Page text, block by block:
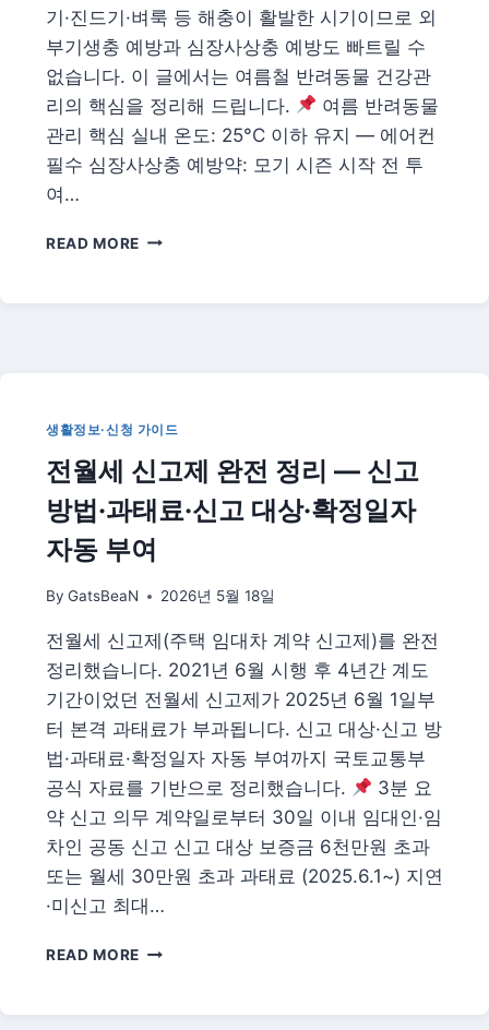
기·진드기·벼룩 등 해충이 활발한 시기이므로 외
부기생충 예방과 심장사상충 예방도 빠트릴 수
없습니다. 이 글에서는 여름철 반려동물 건강관
리의 핵심을 정리해 드립니다.
여름 반려동물
관리 핵심 실내 온도: 25°C 이하 유지 — 에어컨
필수 심장사상충 예방약: 모기 시즌 시작 전 투
여…
READ MORE 2026
동
강
리
·
건
강
검
완
가
이
드
생활정보·신청 가이드
전월세 신고제 완전 정리 — 신고
방법·과태료·신고 대상·확정일자
자동 부여
By GatsBeaN 2026년 5월 18일
전월세 신고제(주택 임대차 계약 신고제)를 완전
정리했습니다. 2021년 6월 시행 후 4년간 계도
기간이었던 전월세 신고제가 2025년 6월 1일부
터 본격 과태료가 부과됩니다. 신고 대상·신고 방
법·과태료·확정일자 자동 부여까지 국토교통부
공식 자료를 기반으로 정리했습니다.
3분 요
약 신고 의무 계약일로부터 30일 이내 임대인·임
차인 공동 신고 신고 대상 보증금 6천만원 초과
또는 월세 30만원 초과 과태료 (2025.6.1~) 지연
·미신고 최대…
READ MORE
신